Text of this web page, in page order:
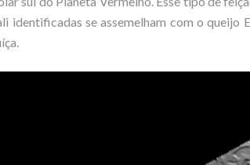
identificadas se assemelham com o queijo